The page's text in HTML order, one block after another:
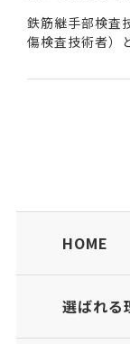
鉄筋継手部検査
傷検査技術者）
される所定の工
HOME
選ばれる